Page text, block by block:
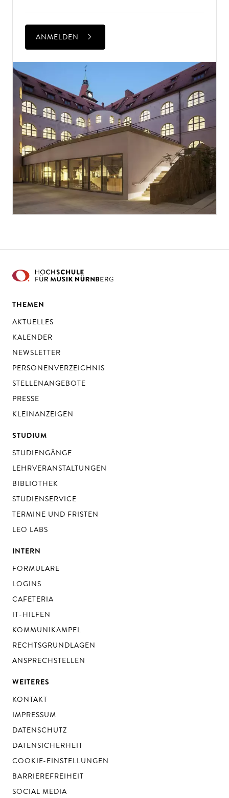
ANMELDEN
THEMEN
AKTUELLES
KALENDER
NEWSLETTER
PERSONENVERZEICHNIS
STELLENANGEBOTE
PRESSE
KLEINANZEIGEN
STUDIUM
STUDIENGÄNGE
LEHRVERANSTALTUNGEN
BIBLIOTHEK
STUDIENSERVICE
TERMINE UND FRISTEN
LEO LABS
INTERN
FORMULARE
LOGINS
CAFETERIA
IT-HILFEN
KOMMUNIKAMPEL
RECHTSGRUNDLAGEN
ANSPRECHSTELLEN
WEITERES
KONTAKT
IMPRESSUM
DATENSCHUTZ
DATENSICHERHEIT
COOKIE-EINSTELLUNGEN
BARRIEREFREIHEIT
SOCIAL MEDIA